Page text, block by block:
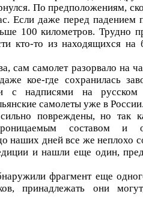
По предположениям,
Если даже перед падением
100 километров. Трудно
кто-то из находящихся на
сам самолет разорвало на
кое-где сохранилась
с надписями на
самолеты уже в
повреждены, но так
составом и
наших дней все же неплохо
и нашли еще один,
фрагмент еще
принадлежать они